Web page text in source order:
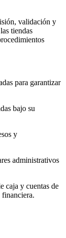
validación y
tiendas
para garantizar
bajo su
y
administrativos
caja y cuentas de